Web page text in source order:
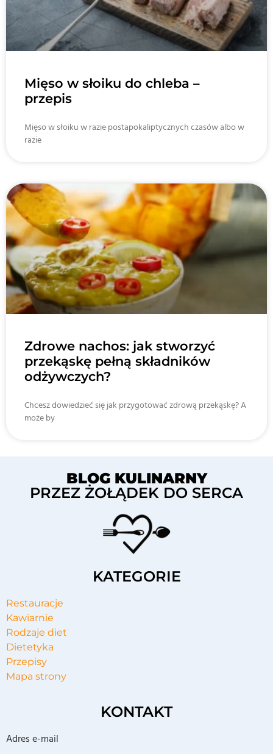
Mięso w słoiku do chleba –
przepis
Mięso w słoiku w razie postapokaliptycznych czasów albo w
razie
Zdrowe nachos: jak stworzyć
przekąskę pełną składników
odżywczych?
Chcesz dowiedzieć się jak przygotować zdrową przekąskę? A
może by
BLOG KULINARNY
PRZEZ ŻOŁĄDEK DO SERCA
KATEGORIE
Restauracje
Kawiarnie
Rodzaje diet
Dietetyka
Przepisy
Mapa strony
KONTAKT
Adres e-mail